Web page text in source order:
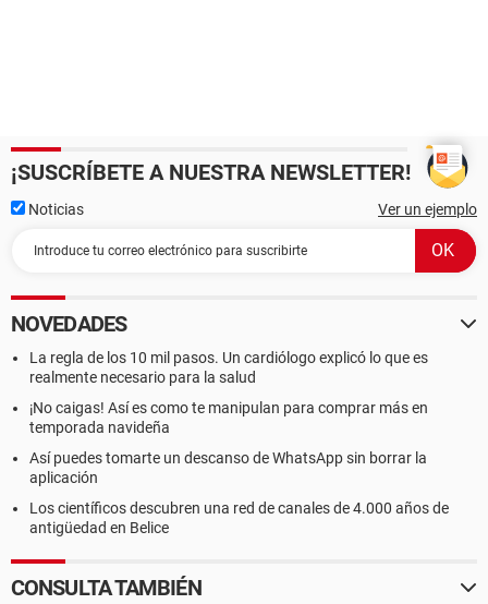
¡SUSCRÍBETE A NUESTRA NEWSLETTER!
Noticias Ver un ejemplo
NOVEDADES
La regla de los 10 mil pasos. Un cardiólogo explicó lo que es
realmente necesario para la salud
¡No caigas! Así es como te manipulan para comprar más en
temporada navideña
Así puedes tomarte un descanso de WhatsApp sin borrar la
aplicación
Los científicos descubren una red de canales de 4.000 años de
antigüedad en Belice
CONSULTA TAMBIÉN